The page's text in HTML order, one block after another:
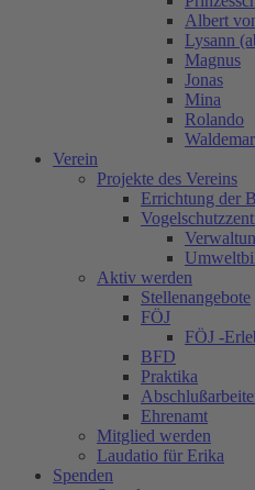
Albert
Lysann
Magnus
Jonas
Mina
Rolando
Waldemar
Verein
Projekte des Vereins
Errichtung der
Aktiv werden
Stellenangebote
FÖJ
FÖJ -
BFD
Praktika
Ehrenamt
Mitglied werden
Laudatio für Erika
Spenden